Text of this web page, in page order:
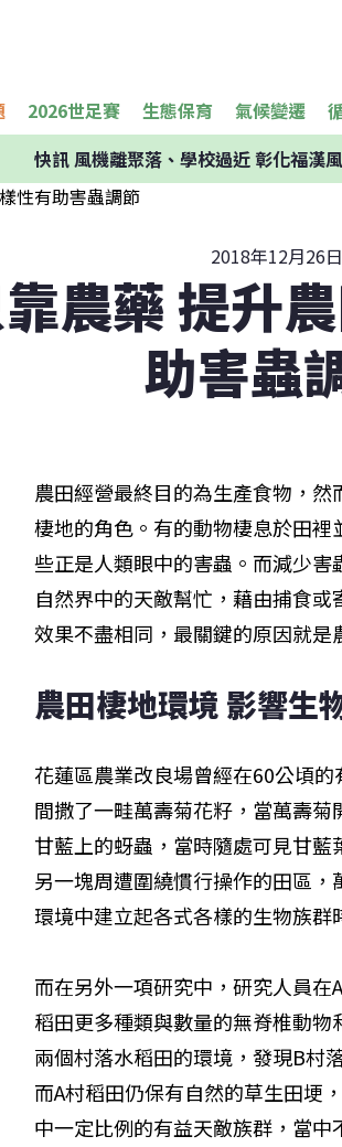
2026世足賽 生態保育 氣候變遷
快訊風機離聚落、學校過近 彰化福漢
2018年12月26日
農藥 提升
助害蟲
農田經營最終目的為生產食物，
棲地的角色。有的動物棲息於田
些正是人類眼中的害蟲。而減少
自然界中的天敵幫忙，藉由捕食
效果不盡相同，最關鍵的原因就是
農田棲地環境 影響生
花蓮區農業改良場曾經在60公頃
間撒了一畦萬壽菊花籽，當萬壽
甘藍上的蚜蟲，當時隨處可見甘
另一塊周遭圍繞慣行操作的田區
環境中建立起各式各樣的生物族群
而在另外一項研究中，研究人員
稻田更多種類與數量的無脊椎動
兩個村落水稻田的環境，發現B村
而A村稻田仍保有自然的草生田埂
中一定比例的有益天敵族群，當